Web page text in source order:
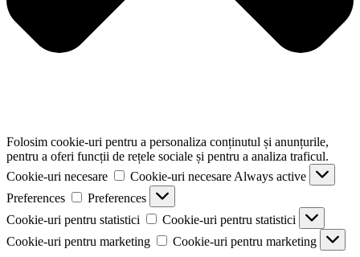
Folosim cookie-uri pentru a personaliza conținutul și anunțurile,
pentru a oferi funcții de rețele sociale și pentru a analiza traficul.
Cookie-uri necesare
Cookie-uri necesare Always active
Preferences
Preferences
Cookie-uri pentru statistici
Cookie-uri pentru statistici
Cookie-uri pentru marketing
Cookie-uri pentru marketing